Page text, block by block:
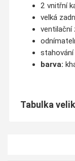
2 vnitřní
velká
ventilační
barva:
Tabulka